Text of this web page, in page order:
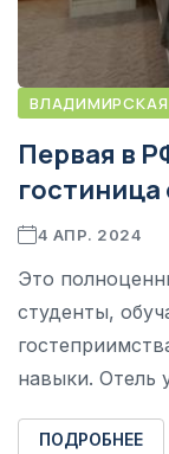
Первая в
гостиница
4 АПР. 2024
Это
студенты,
навыки. Отель
ПОДРОБНЕЕ